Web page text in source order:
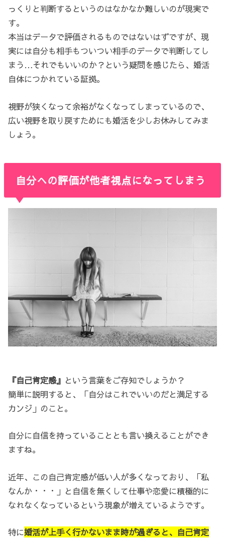
っくりと判断するというのはなかなか難しいのが現実で
す。
本当はデータで評価されるものではないはずですが、現
実には自分も相手もついつい相手のデータで判断してし
まう…それでもいいのか？という疑問を感じたら、婚活
自体につかれている証拠。
視野が狭くなって余裕がなくなってしまっているので、
広い視野を取り戻すためにも婚活を少しお休みしてみま
しょう。
自分への評価が他者視点になってしまう
『自己肯定感』 という言葉をご存知でしょうか？
簡単に説明すると、「自分はこれでいいのだと満足する
カンジ」のこと。
自分に自信を持っていることとも言い換えることができ
ますね。
近年、この自己肯定感が低い人が多くなっており、「私
なんか・・・」と自信を無くして仕事や恋愛に積極的に
なれなくなっているという現象が増えているようです。
特に婚活が上手く行かないまま時が過ぎると、自己肯定